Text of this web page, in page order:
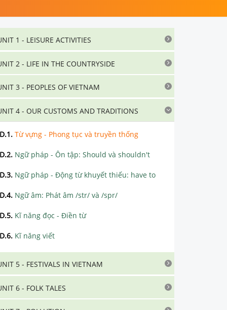
1 - LEISURE ACTIVITIES
2 - LIFE IN THE COUNTRYSIDE
3 - PEOPLES OF VIETNAM
4 - OUR CUSTOMS AND TRADITIONS
D.1. Từ vựng - Phong tục và truyền thống
D.2. Ngữ pháp - Ôn tập: Should và shouldn't
D.3. Ngữ pháp - Động từ khuyết thiếu: have to
D.4. Ngữ âm: Phát âm /str/ và /spr/
D.5. Kĩ năng đọc - Điền từ
D.6. Kĩ năng viết
5 - FESTIVALS IN VIETNAM
6 - FOLK TALES